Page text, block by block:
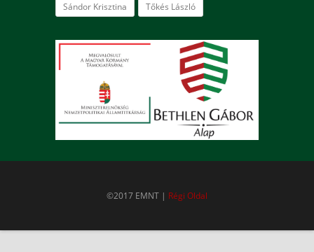
Sándor Krisztina
Tőkés László
©2017 EMNT | Régi Oldal